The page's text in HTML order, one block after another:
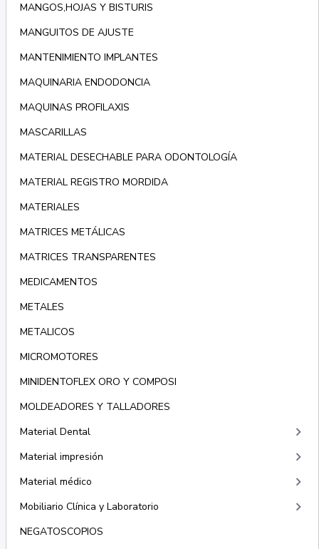
MANGOS,HOJAS Y BISTURIS
MANGUITOS DE AJUSTE
MANTENIMIENTO IMPLANTES
MAQUINARIA ENDODONCIA
MAQUINAS PROFILAXIS
MASCARILLAS
MATERIAL DESECHABLE PARA ODONTOLOGÍA
MATERIAL REGISTRO MORDIDA
MATERIALES
MATRICES METÁLICAS
MATRICES TRANSPARENTES
MEDICAMENTOS
METALES
METALICOS
MICROMOTORES
MINIDENTOFLEX ORO Y COMPOSI
MOLDEADORES Y TALLADORES
Material Dental
keyboard_arrow_right
Material impresión keyboard_arrow_right
Material médico keyboard_arrow_right
Mobiliario Clínica y Laboratorio keyboard_arrow_right
NEGATOSCOPIOS